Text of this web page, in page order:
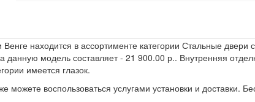
находится в ассортименте категории Стальные двери
модель составляет - 21 900.00 р.. Внутренняя
имеется глазок.
воспользоваться услугами установки и доставки.